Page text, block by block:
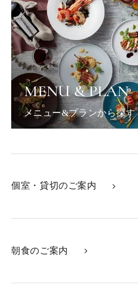
MENU & PLAN
メニュー&プランから探す
個室・貸切のご案内
朝食のご案内